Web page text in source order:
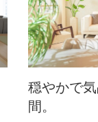
穏やかで
間。